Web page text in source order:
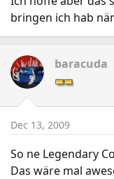
bringen ich hab
baracuda
Dec 13, 2009
So ne Legendary
Das wäre mal